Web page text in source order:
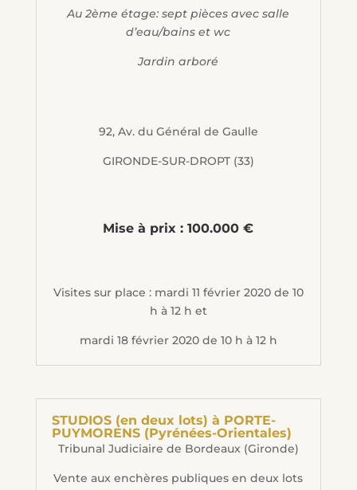
Au 2ème étage: sept pièces avec salle
d’eau/bains et wc
Jardin arboré
92, Av. du Général de Gaulle
GIRONDE-SUR-DROPT (33)
Mise à prix : 100.000 €
Visites sur place : mardi 11 février 2020 de 10
h à 12 h et
mardi 18 février 2020 de 10 h à 12 h
STUDIOS (en deux lots) à PORTE-
PUYMORENS (Pyrénées-Orientales)
Tribunal Judiciaire de Bordeaux (Gironde)
Vente aux enchères publiques en deux lots